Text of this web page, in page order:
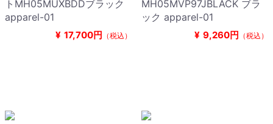
トMH05MUXBDDブラック
apparel-01
¥ 17,700円 （税込）
MH05MVP97JBLACK ブラ
ック apparel-01
¥ 9,260円 （税込）